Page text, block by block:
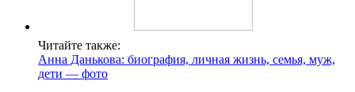
Читайте также:
Анна Данькова: биография, личная жизнь, семья, муж,
дети — фото